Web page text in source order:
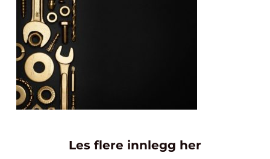
Les flere innlegg her